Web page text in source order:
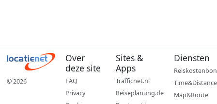
© 2026
Over
deze site
FAQ
Privacy
Sites &
Apps
Trafficnet.nl
Reiseplanung.de
Diensten
Reiskostenbon
Time&Distance
Map&Route